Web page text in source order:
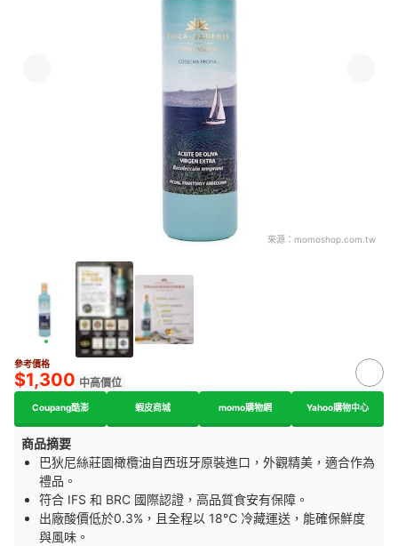
來源： momoshop.com.tw
參考價格
$1,300 中高價位
Coupang酷澎 蝦皮商城 momo購物網 Yahoo購物中心
商品摘要
巴狄尼絲莊園橄欖油自西班牙原裝進口，外觀精美，適合作為
禮品。
符合 IFS 和 BRC 國際認證，高品質食安有保障。
出廠酸價低於0.3%，且全程以 18℃ 冷藏運送，能確保鮮度
與風味。